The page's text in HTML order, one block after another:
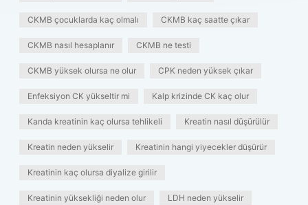
CKMB çocuklarda kaç olmalı CKMB kaç saatte çıkar
CKMB nasıl hesaplanır CKMB ne testi
CKMB yüksek olursa ne olur CPK neden yüksek çıkar
Enfeksiyon CK yükseltir mi Kalp krizinde CK kaç olur
Kanda kreatinin kaç olursa tehlikeli Kreatin nasıl düşürülür
Kreatin neden yükselir Kreatinin hangi yiyecekler düşürür
Kreatinin kaç olursa diyalize girilir
Kreatinin yüksekliği neden olur LDH neden yükselir